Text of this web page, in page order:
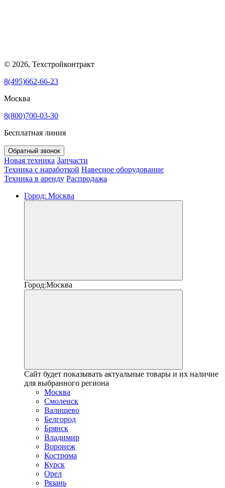
© 2026, Техстройконтракт
8(495)662-66-23
Москва
8(800)700-03-30
Бесплатная линия
Обратный звонок
Новая техника Запчасти
Техника с наработкой Навесное оборудование
Техника в аренду Распродажа
Город: Москва
Город:Москва
Сайт будет показывать актуальные товары и их наличие
для выбранного региона
Москва
Смоленск
Валищево
Белгород
Брянск
Владимир
Воронеж
Кострома
Курск
Орел
Рязань